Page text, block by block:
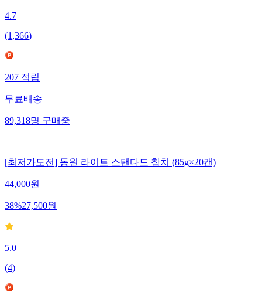
4.7
(1,366)
207적립
무료배송
89,318명구매중
[최저가도전] 동원 라이트 스탠다드 참치 (85g×20캔)
44,000원
38%27,500원
5.0
(4)